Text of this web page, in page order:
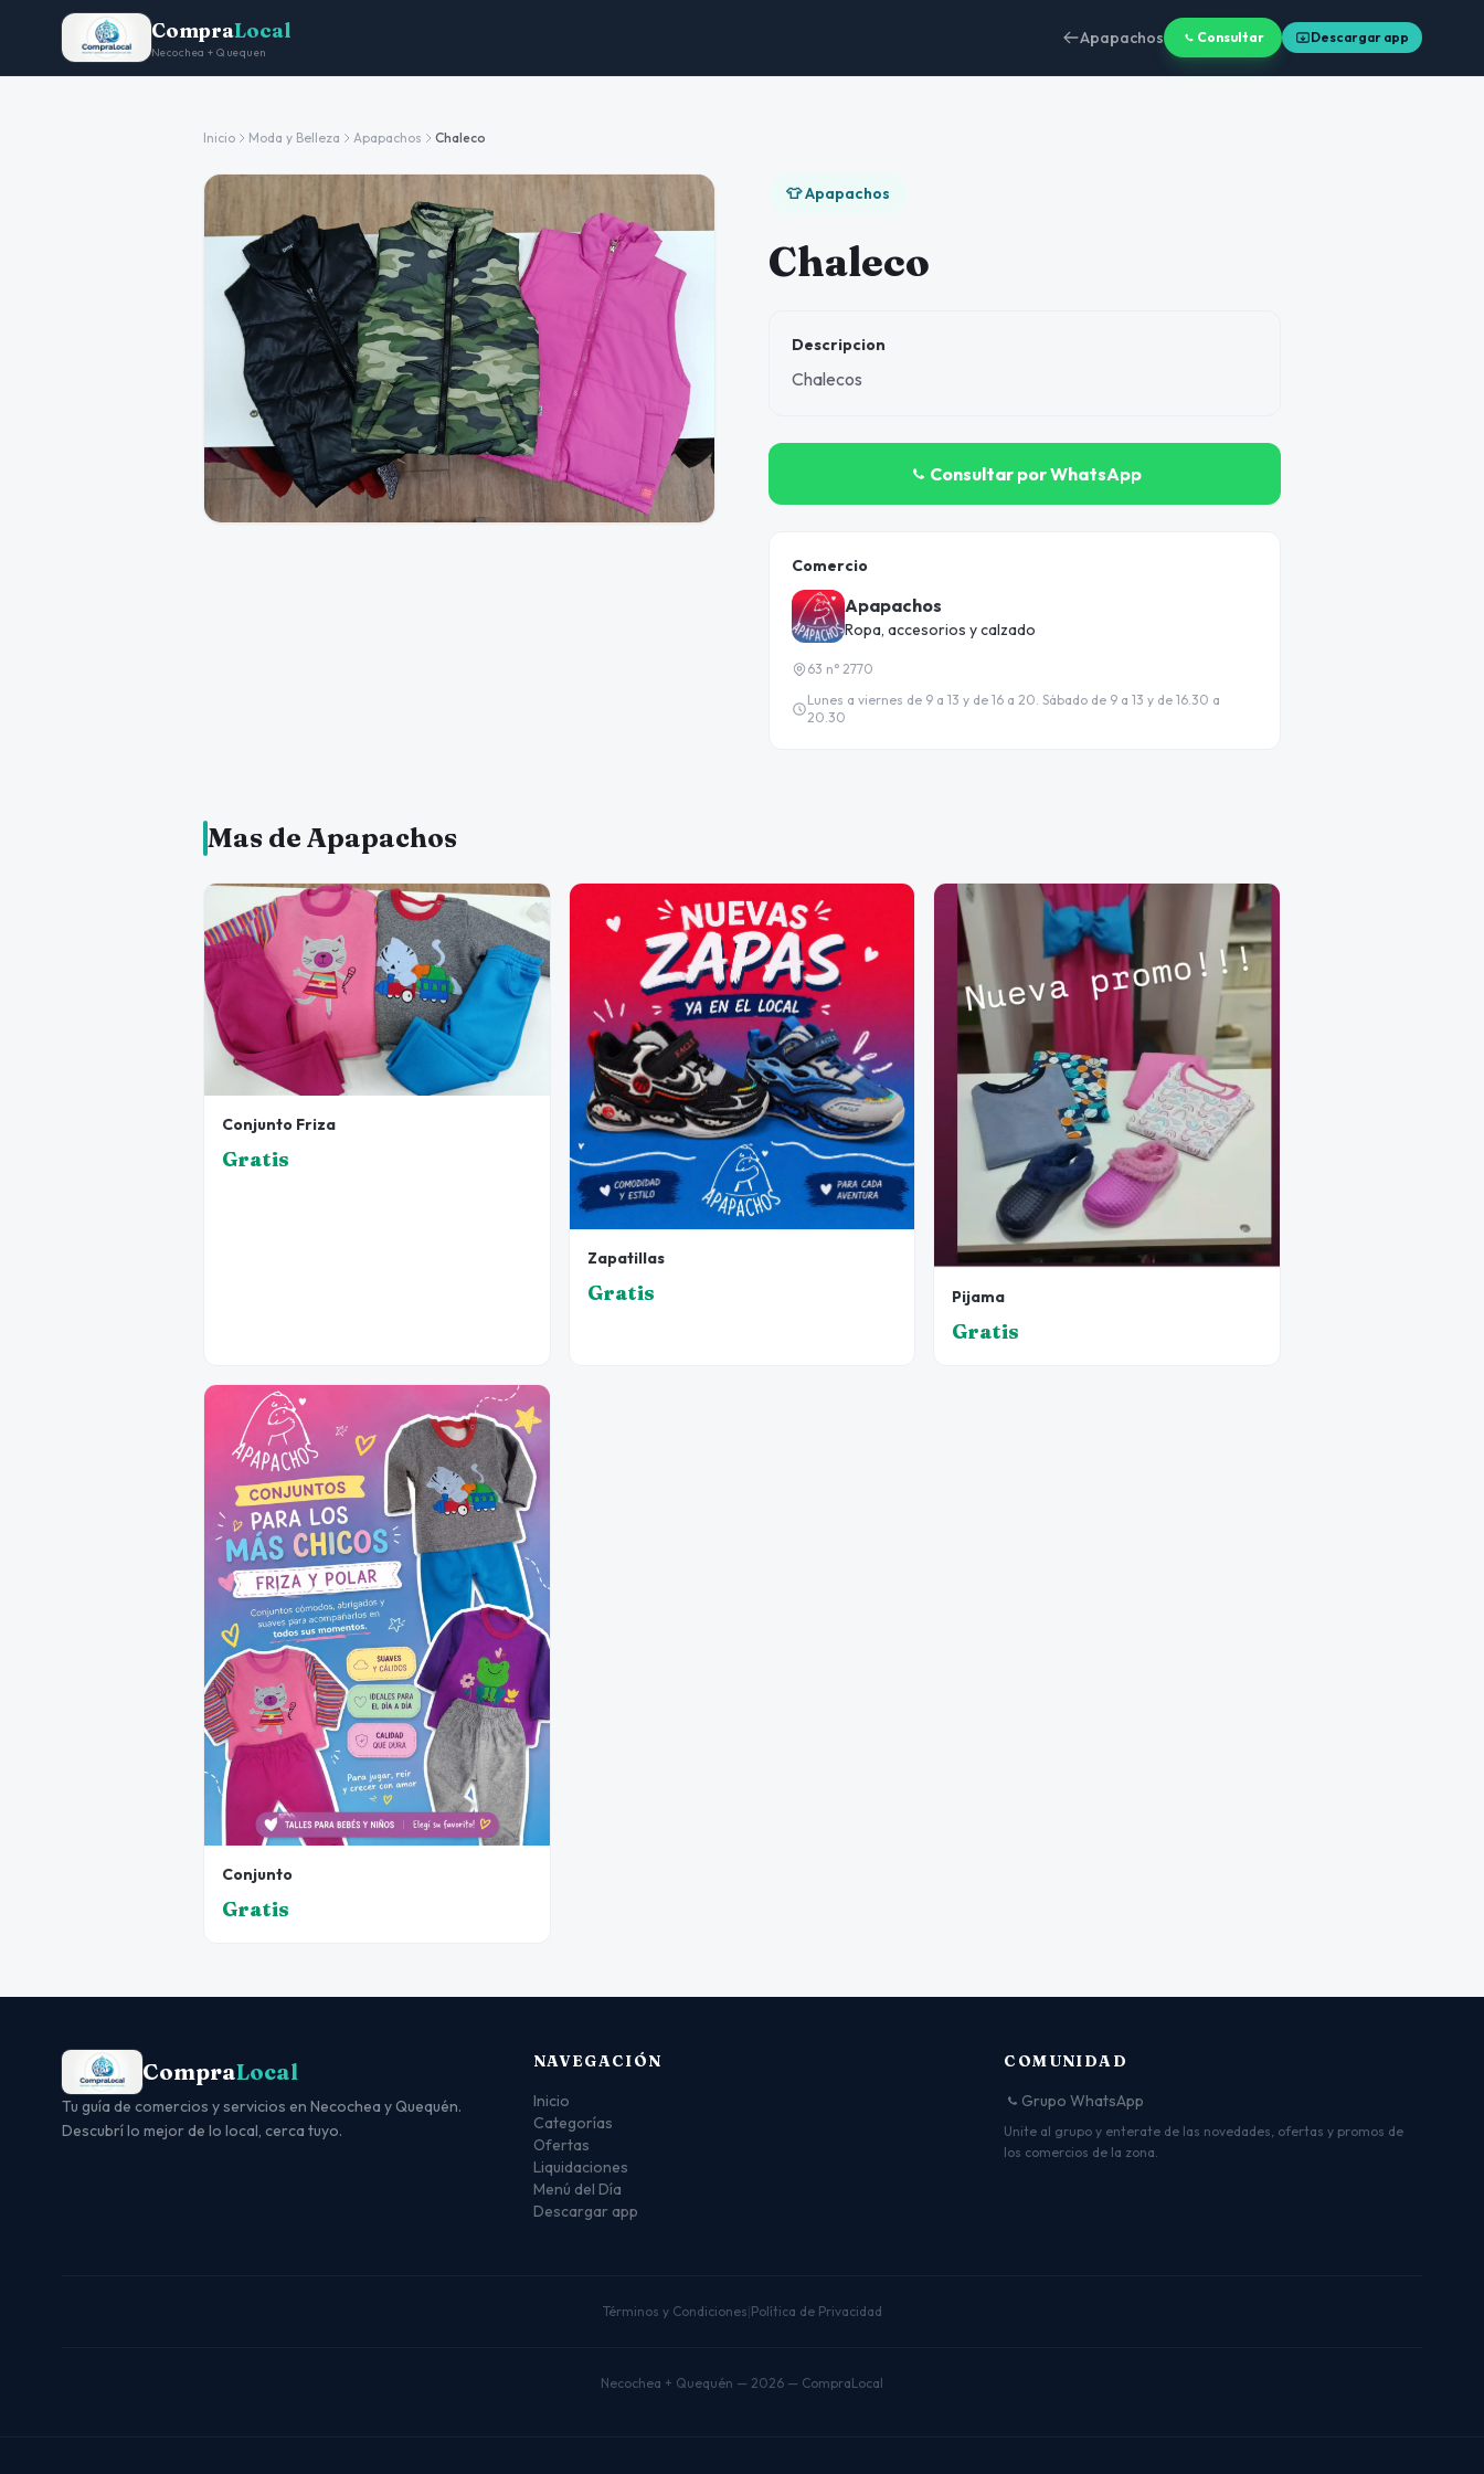
CompraLocal
Necochea + Quequen
Apapachos Consultar Descargar app
Inicio Moda y Belleza Apapachos Chaleco
👕 Apapachos
Chaleco
Descripcion
Chalecos
Consultar por WhatsApp
Comercio
Apapachos
Ropa, accesorios y calzado
63 n° 2770
Lunes a viernes de 9 a 13 y de 16 a 20. Sábado de 9 a 13 y de 16.30 a
20.30
Mas de Apapachos
Conjunto Friza
Gratis
Zapatillas
Gratis Pijama
Gratis
Conjunto
Gratis
CompraLocal
Tu guía de comercios y servicios en Necochea y Quequén.
Descubrí lo mejor de lo local, cerca tuyo.
NAVEGACIÓN
Inicio
Categorías
Ofertas
Liquidaciones
Menú del Día
Descargar app
COMUNIDAD
Grupo WhatsApp
Unite al grupo y enterate de las novedades, ofertas y promos de
los comercios de la zona.
Términos y Condiciones|Política de Privacidad
Necochea + Quequén — 2026 — CompraLocal